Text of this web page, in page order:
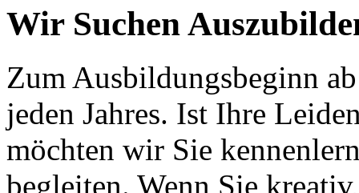
Wir Suchen
Zum Ausbildungsbeginn
jeden Jahres. Ist Ihre
möchten wir Sie
begleiten. Wenn Sie